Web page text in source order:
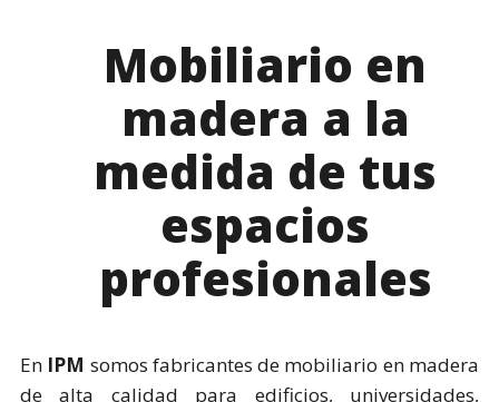
Mobiliario en
madera a la
medida de tus
espacios
profesionales
En IPM somos fabricantes de mobiliario en madera
de alta calidad para edificios, universidades,